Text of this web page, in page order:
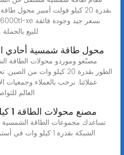
للبيع
محول طاقة شمسية أحادي الطور
الطور بقدرة 20 كيلو وات
عملائنا. نرحب بالعملاء وجمعيات
العالم
مصنع محولات الطاقة 1 كيلو وات مجموعات الطاقة